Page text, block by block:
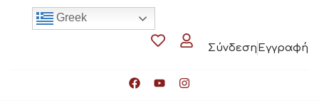
Σύνδεση Εγγραφή
Greek